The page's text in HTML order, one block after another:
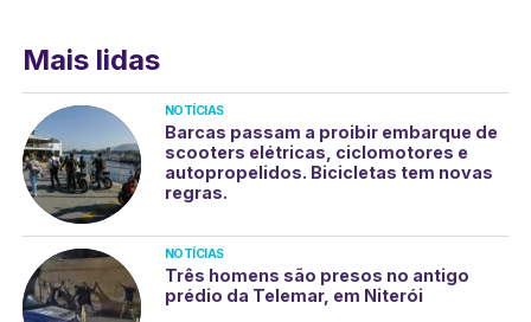
Mais lidas
NOTÍCIAS
Barcas passam a proibir embarque de
scooters elétricas, ciclomotores e
autopropelidos. Bicicletas tem novas
regras.
NOTÍCIAS
Três homens são presos no antigo
prédio da Telemar, em Niterói